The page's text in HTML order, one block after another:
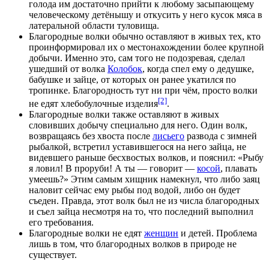
голода им достаточно прийти к любому засыпающему
человеческому детёнышу и откусить у него кусок мяса в
латеральной области туловища.
Благородные волки обычно оставляют в живых тех, кто
проинформировал их о местонахождении более крупной
добычи. Именно это, сам того не подозревая, сделал
ушедший от волка Колобок, когда спел ему о дедушке,
бабушке и зайце, от которых он ранее укатился по
тропинке. Благородность тут ни при чём, просто волки
не едят хлебобулочные изделия[2].
Благородные волки также оставляют в живых
словивших добычу специально для него. Один волк,
возвращаясь без хвоста после лисьего развода с зимней
рыбалкой, встретил уставившегося на него зайца, не
видевшего раньше бесхвостых волков, и пояснил: «Рыбу
я ловил! В проруби! А ты — говорит — косой, плавать
умеешь?» Этим самым хищник намекнул, что либо заяц
наловит сейчас ему рыбы под водой, либо он будет
съеден. Правда, этот волк был не из числа благородных
и съел зайца несмотря на то, что последний выполнил
его требования.
Благородные волки не едят женщин и детей. Проблема
лишь в том, что благородных волков в природе не
существует.